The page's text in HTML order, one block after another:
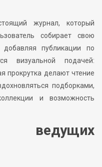
журнал, который
собирает свою
публикации по
визуальной подачей:
прокрутка делают чтение
подборками,
и возможность
ведущих